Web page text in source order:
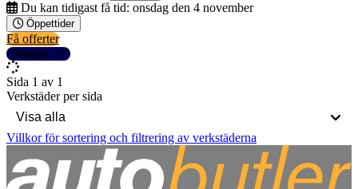
Du kan tidigast få tid: onsdag den 4 november
Öppettider
Få offerter
Detaljer
Sida 1 av 1
Verkstäder per sida
Villkor för sortering och filtrering av verkstäderna